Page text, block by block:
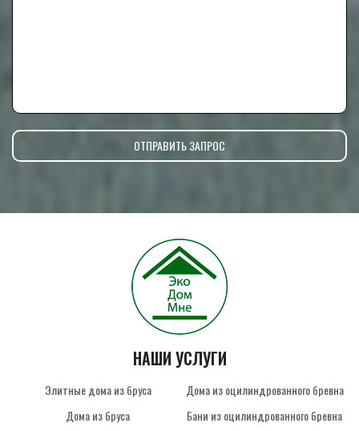
НАШИ УСЛУГИ
Элитные дома из бруса
Дома из бруса
Дома из оцилиндрованного бревна
Бани из оцилиндрованного бревна